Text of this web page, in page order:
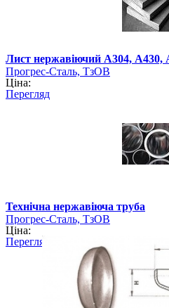
Лист нержавіючий А304, А430,
Прогрес-Сталь, ТзОВ
Ціна:
Перегляд
Технічна нержавіюча труба
Прогрес-Сталь, ТзОВ
Ціна:
Перегляд